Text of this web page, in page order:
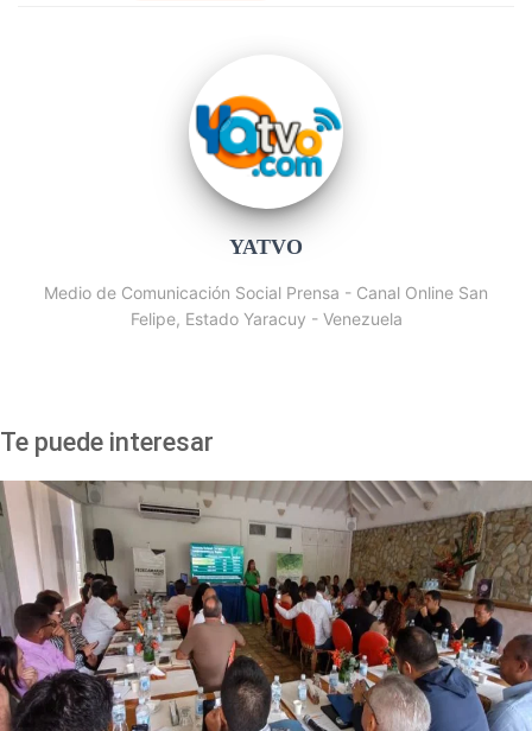
YATVO
Medio de Comunicación Social Prensa - Canal Online San
Felipe, Estado Yaracuy - Venezuela
Te puede interesar